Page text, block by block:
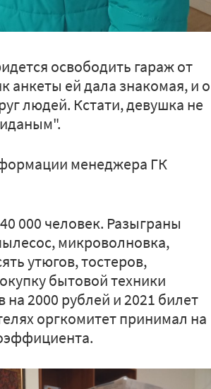
освободить гараж от
анкеты ей дала знакомая, и о
людей. Кстати, девушка не
менеджера ГК
000 человек. Разыграны
микроволновка,
утюгов, тостеров,
бытовой техники
2000 рублей и 2021 билет
оргкомитет принимал на